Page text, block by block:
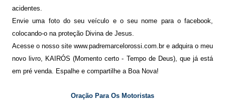
acidentes.
Envie uma foto do seu veículo e o seu nome para o facebook,
colocando-o na proteção Divina de Jesus.
Acesse o nosso site www.padremarcelorossi.com.br e adquira o meu
novo livro, KAIRÓS (Momento certo - Tempo de Deus), que já está
em pré venda. Espalhe e compartilhe a Boa Nova!
Oração Para Os Motoristas